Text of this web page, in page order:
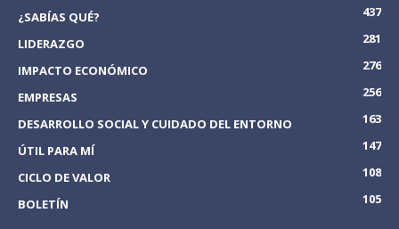
¿SABÍAS QUÉ?
437
LIDERAZGO
281
IMPACTO ECONÓMICO
276
EMPRESAS
256
DESARROLLO SOCIAL Y CUIDADO DEL ENTORNO
163
ÚTIL PARA MÍ
147
CICLO DE VALOR
108
BOLETÍN
105